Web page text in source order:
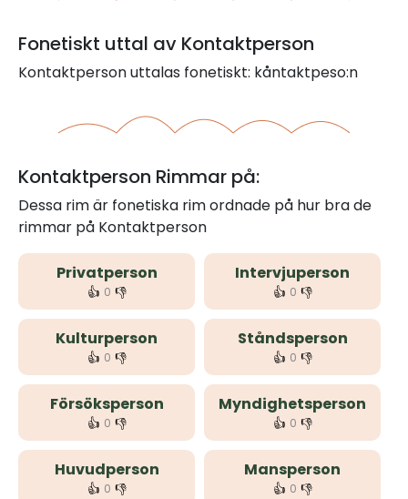
Fonetiskt uttal av Kontaktperson
Kontaktperson uttalas fonetiskt: kåntaktpeso:n
Kontaktperson Rimmar på:
Dessa rim är fonetiska rim ordnade på hur bra de
rimmar på Kontaktperson
Privatperson
👍 0 👎
Intervjuperson
👍 0 👎
Kulturperson
👍 0 👎
Ståndsperson
👍 0 👎
Försöksperson
👍 0 👎
Myndighetsperson
👍 0 👎
Huvudperson
👍 0 👎
Mansperson
👍 0 👎